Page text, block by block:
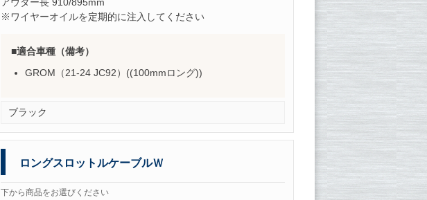
※ワイヤーオイルを定期的に注入してください
適合車種（備考）
GROM（21-24 JC92）((100mmロング))
ブラック
ロングスロットルケーブルＷ
下から商品をお選びください